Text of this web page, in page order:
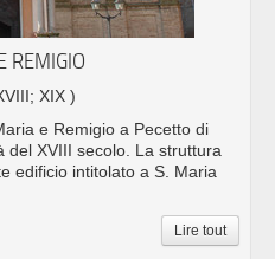
REMIGIO
XIX )
e Remigio a Pecetto di
del XVIII secolo. La struttura
edificio intitolato a S. Maria
Lire tout